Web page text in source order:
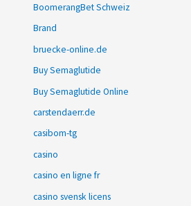
BoomerangBet Schweiz
Brand
bruecke-online.de
Buy Semaglutide
Buy Semaglutide Online
carstendaerr.de
casibom-tg
casino
casino en ligne fr
casino svensk licens